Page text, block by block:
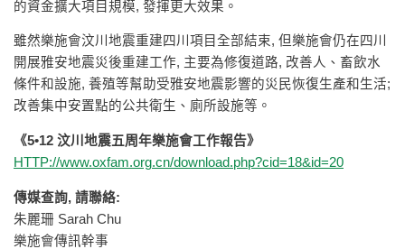
的資金擴大項目規模, 發揮更大效果。
雖然樂施會汶川地震重建四川項目全部結束, 但樂施會仍在四川
開展雅安地震災後重建工作, 主要為修復道路, 改善人、畜飲水
條件和設施, 養殖等幫助受雅安地震影響的災民恢復生產和生活;
改善集中安置點的公共衛生、廁所設施等。
《5•12 汶川地震五周年樂施會工作報告》
HTTP://www.oxfam.org.cn/download.php?cid=18&id=20
傳媒查詢, 請聯絡:
朱麗珊 Sarah Chu
樂施會傳訊幹事